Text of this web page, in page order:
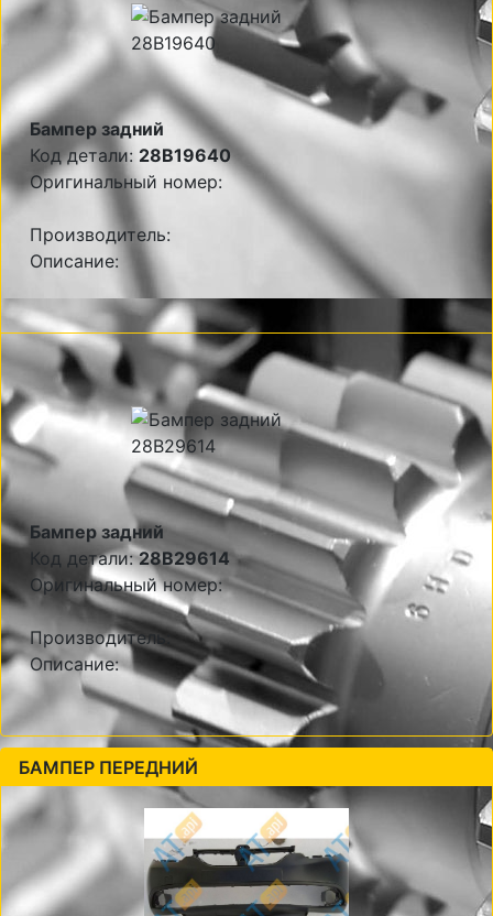
Бампер задний
Код детали: 28B19640
Оригинальный номер:
Производитель:
Описание:
Бампер задний
Код детали:28B29614
Оригинальный номер:
Производитель:
Описание:
БАМПЕР ПЕРЕДНИЙ